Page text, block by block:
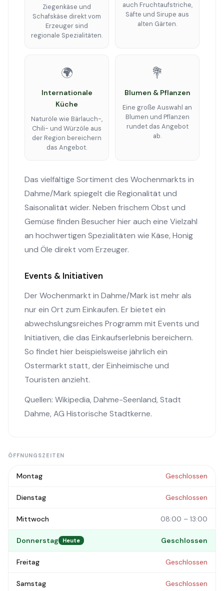
Ziegenkäse und
Schafskäse direkt vom
Erzeuger sind
regionale Spezialitäten.
auch Fruchtaufstriche,
Säfte und Sirupe aus
alten Gärten.
🌍
Internationale
Küche
Naturöle wie Bärlauch-,
Chili- und Würzöle aus
der Region bereichern
das Angebot.
💐
Blumen & Pflanzen
Eine große Auswahl an
Blumen und Pflanzen
rundet das Angebot
ab.
Das vielfältige Sortiment des Wochenmarkts in
Dahme/Mark spiegelt die Regionalität und
Saisonalität wider. Neben frischem Obst und
Gemüse finden Besucher hier auch eine Vielzahl
an hochwertigen Spezialitäten wie Käse, Honig
und Öle direkt vom Erzeuger.
Events & Initiativen
Der Wochenmarkt in Dahme/Mark ist mehr als
nur ein Ort zum Einkaufen. Er bietet ein
abwechslungsreiches Programm mit Events und
Initiativen, die das Einkaufserlebnis bereichern.
So findet hier beispielsweise jährlich ein
Ostermarkt statt, der Einheimische und
Touristen anzieht.
Quellen: Wikipedia, Dahme-Seenland, Stadt
Dahme, AG Historische Stadtkerne.
ÖFFNUNGSZEITEN
Montag Geschlossen
Dienstag Geschlossen
Mittwoch 08:00 – 13:00
Donnerstag Heute Geschlossen
Freitag Geschlossen
Samstag Geschlossen